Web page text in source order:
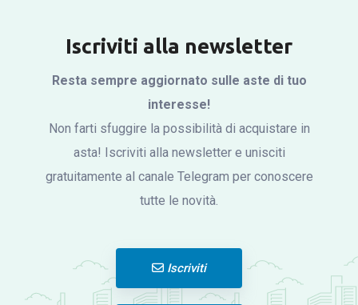
Iscriviti alla newsletter
Resta sempre aggiornato sulle aste di tuo
interesse!
Non farti sfuggire la possibilità di acquistare in
asta! Iscriviti alla newsletter e unisciti
gratuitamente al canale Telegram per conoscere
tutte le novità.
Iscriviti